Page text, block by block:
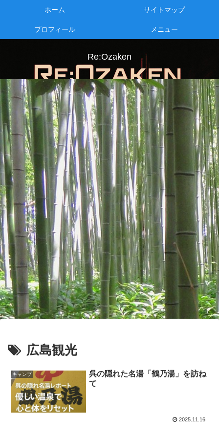
Re:Ozaken
ホーム サイトマップ
プロフィール メニュー
広島観光
キャンプ
呉の隠れた名湯「鶴乃湯」を訪ね
て
2025.11.16